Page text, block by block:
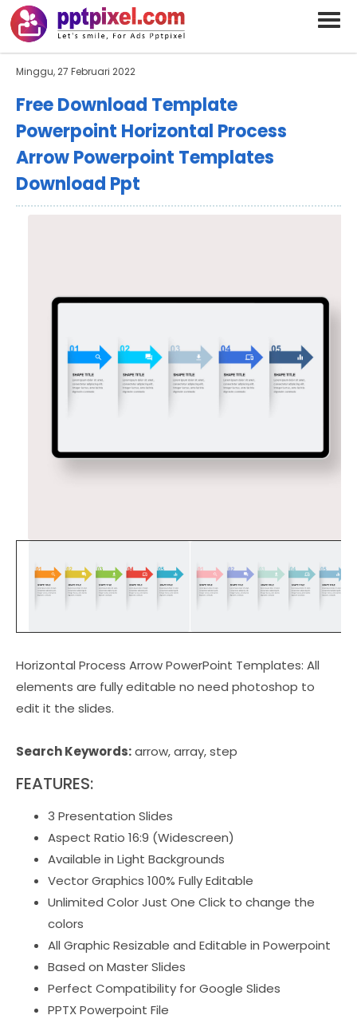
BARAND ANDA
Deskripsi Singkat Saja
Minggu, 27 Februari 2022
Free Download Template
Powerpoint Horizontal Process
Arrow Powerpoint Templates
Download Ppt
Horizontal Process Arrow PowerPoint Templates: All
elements are fully editable no need photoshop to
edit it the slides.
Search Keywords:arrow, array, step
FEATURES:
3 Presentation Slides
Aspect Ratio 16:9 (Widescreen)
Available in Light Backgrounds
Vector Graphics 100% Fully Editable
Unlimited Color Just One Click to change the
colors
All Graphic Resizable and Editable in Powerpoint
Based on Master Slides
Perfect Compatibility for Google Slides
PPTX Powerpoint File